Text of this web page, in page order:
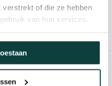
verstrekt of die ze hebben
van hun services.